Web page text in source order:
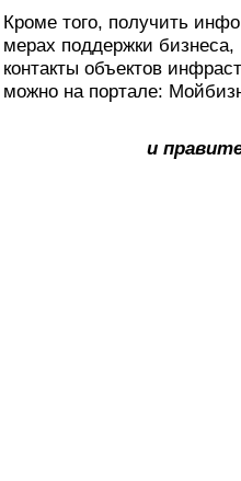
Кроме того, получить
мерах поддержки
контакты объектов
можно на портале:
и